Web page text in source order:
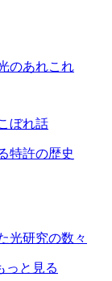
のあれこれ
ぼれ話
特許の歴史
光研究の数々
っと見る